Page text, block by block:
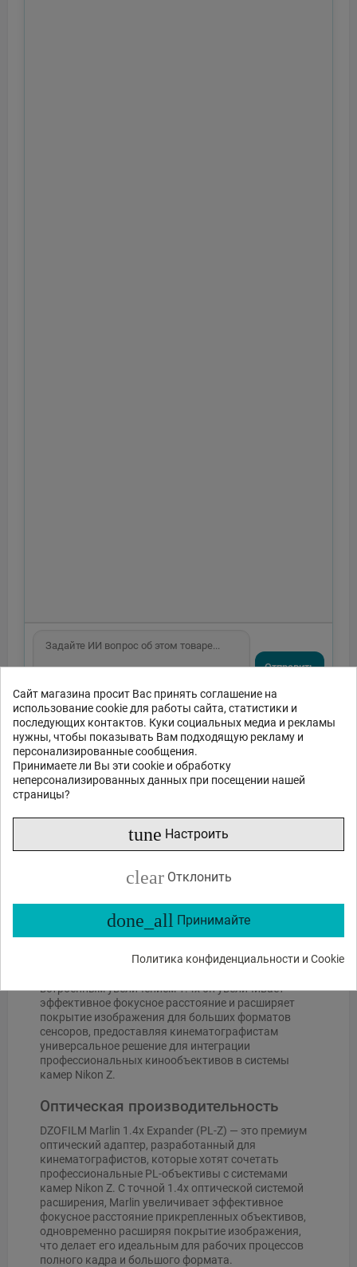
Сайт магазина просит Вас принять соглашение на
использование cookie для работы сайта, статистики и
последующих контактов. Куки социальных медиа и рекламы
нужны, чтобы показывать Вам подходящую рекламу и
персонализированные сообщения.
Принимаете ли Вы эти cookie и обработку
неперсонализированных данных при посещении нашей
страницы?
tune Настроить
clear Отклонить
done_all Принимайте
Политика конфиденциальности и Cookie
Отправить
или спросите
Какие функции? Есть в наличии? Акции и скидки?
Какие отзывы?
Описание продукта
DZOFILM Marlin 1.4x Expander (PL-Z)
DZOFILM Marlin 1.4x Expander (PL-Z) — это
объектива, предназначенный для адаптации PL-
встроенным увеличением 1.4x он увеличивает
эффективное фокусное расстояние и расширяет
покрытие изображения для больших форматов
сенсоров, предоставляя кинематографистам
универсальное решение для интеграции
профессиональных кинообъективов в системы
камер Nikon Z.
Оптическая производительность
DZOFILM Marlin 1.4x Expander (PL-Z) — это премиум
оптический адаптер, разработанный для
кинематографистов, которые хотят сочетать
профессиональные PL-объективы с системами
камер Nikon Z. С точной 1.4x оптической системой
расширения, Marlin увеличивает эффективное
фокусное расстояние прикрепленных объективов,
одновременно расширяя покрытие изображения,
что делает его идеальным для рабочих процессов
полного кадра и большого формата.